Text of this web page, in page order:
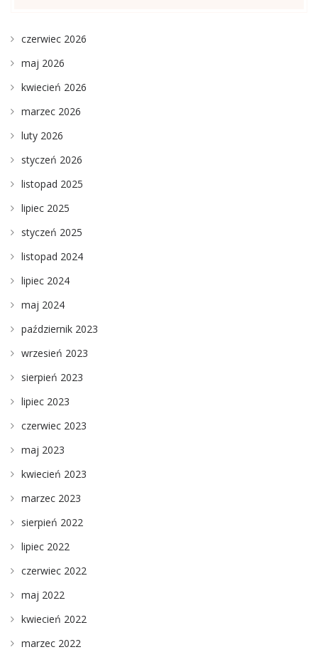
czerwiec 2026
maj 2026
kwiecień 2026
marzec 2026
luty 2026
styczeń 2026
listopad 2025
lipiec 2025
styczeń 2025
listopad 2024
lipiec 2024
maj 2024
październik 2023
wrzesień 2023
sierpień 2023
lipiec 2023
czerwiec 2023
maj 2023
kwiecień 2023
marzec 2023
sierpień 2022
lipiec 2022
czerwiec 2022
maj 2022
kwiecień 2022
marzec 2022